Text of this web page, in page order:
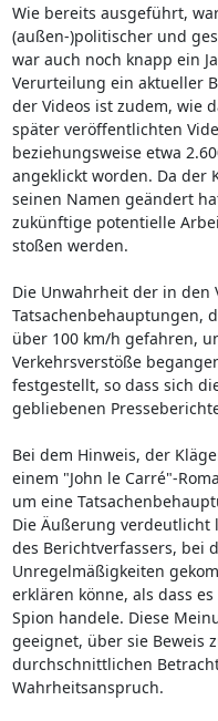
Wie bereits ausgeführt,
(außen-)politischer und
war auch noch knapp ein
Verurteilung ein aktueller
der Videos ist zudem, wie
später veröffentlichten
beziehungsweise etwa
angeklickt worden. Da der
seinen Namen geändert
zukünftige potentielle
stoßen werden.
Die Unwahrheit der in den
Tatsachenbehauptungen,
über 100 km/h gefahren,
Verkehrsverstöße
festgestellt, so dass sich
gebliebenen
Bei dem Hinweis, der
einem "John le Carré"-
um eine
Die Äußerung
des Berichtverfassers, bei
Unregelmäßigkeiten
erklären könne, als dass
Spion handele. Diese
geeignet, über sie Beweis
durchschnittlichen
Wahrheitsanspruch.